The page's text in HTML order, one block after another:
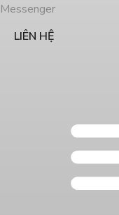
LIÊN HỆ
Messenger